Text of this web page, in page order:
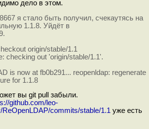
дело в этом.
я стало быть получил, счекаутясь на
1.1.8. Уйдёт в
origin/stable/1.1
checking out 'origin/stable/1.1'.
is now at fb0b291... reopenldap: regenerate
for 1.1.8
вы git pull забыли.
github.com/leo-
ReOpenLDAP/commits/stable/1.1уже есть